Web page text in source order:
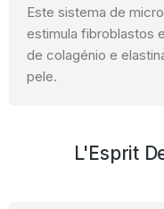
Este sistema de
estimula fibroblastos
de colagénio e
pele.
L'Esprit